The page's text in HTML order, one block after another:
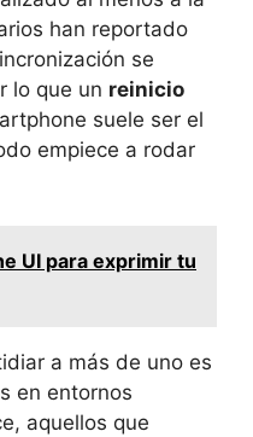
han reportado
se
lo que un reinicio
suele ser el
empiece a rodar
UI para exprimir tu
a más de uno es
en entornos
aquellos que